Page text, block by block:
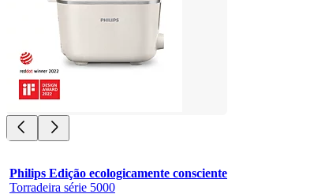
Philips Edição ecologicamente consciente
Torradeira série 5000